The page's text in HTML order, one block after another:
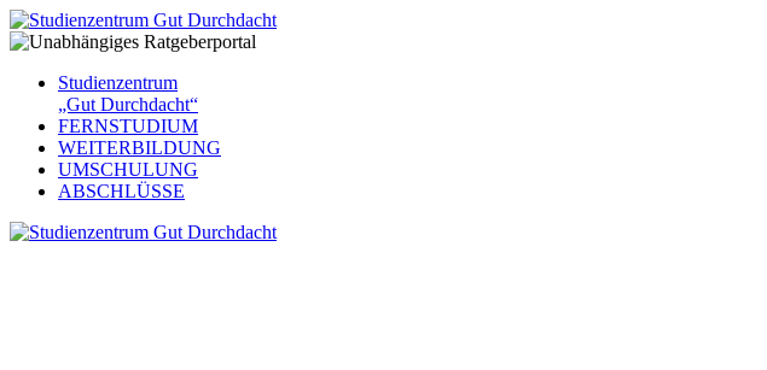
Studienzentrum
„Gut Durchdacht“
FERNSTUDIUM
WEITERBILDUNG
UMSCHULUNG
ABSCHLÜSSE